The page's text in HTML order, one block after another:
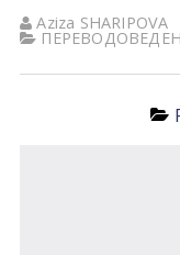
Aziza SHARIPOVA